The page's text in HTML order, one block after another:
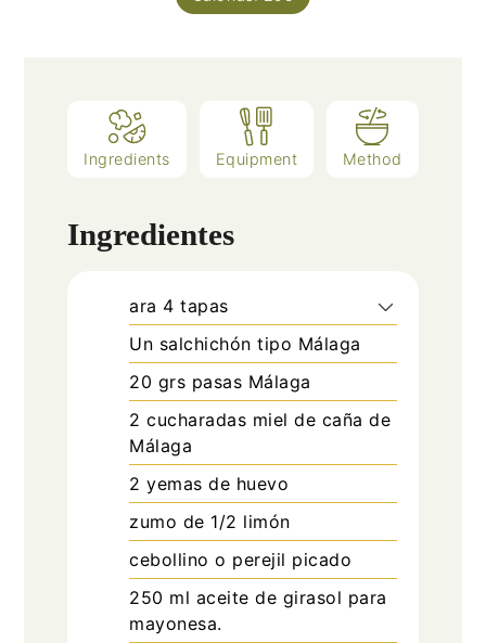
Ingredients Equipment Method
Ingredientes
ara 4 tapas
Un salchichón tipo Málaga
20 grs pasas Málaga
2 cucharadas miel de caña de
Málaga
2 yemas de huevo
zumo de 1/2 limón
cebollino o perejil picado
250 ml aceite de girasol para
mayonesa.